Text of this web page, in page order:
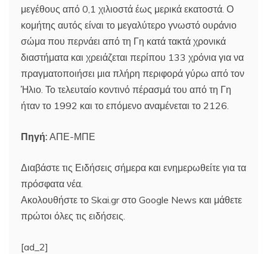
μεγέθους από 0,1 χιλιοστά έως μερικά εκατοστά. Ο
κομήτης αυτός είναι το μεγαλύτερο γνωστό ουράνιο
σώμα που περνάει από τη Γη κατά τακτά χρονικά
διαστήματα και χρειάζεται περίπου 133 χρόνια για να
πραγματοποιήσει μια πλήρη περιφορά γύρω από τον
Ήλιο. Το τελευταίο κοντινό πέρασμά του από τη Γη
ήταν το 1992 και το επόμενο αναμένεται το 2126.
Πηγή: ΑΠΕ-ΜΠΕ
Διαβάστε τις Ειδήσεις σήμερα και ενημερωθείτε για τα
πρόσφατα νέα.
Ακολουθήστε το Skai.gr στο Google News και μάθετε
πρώτοι όλες τις ειδήσεις.
[ad_2]